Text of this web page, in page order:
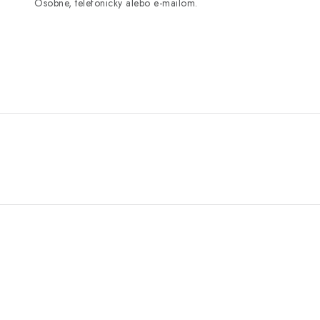
Osobne, telefonicky alebo e-mailom.